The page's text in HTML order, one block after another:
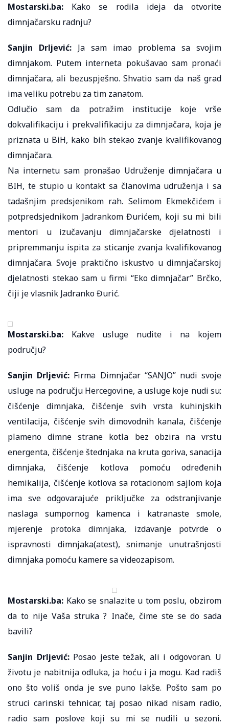
Mostarski.ba: Kako se rodila ideja da otvorite
dimnjačarsku radnju?
Sanjin Drljević: Ja sam imao problema sa svojim
dimnjakom. Putem interneta pokušavao sam pronaći
dimnjačara, ali bezuspješno. Shvatio sam da naš grad
ima veliku potrebu za tim zanatom.
Odlučio sam da potražim institucije koje vrše
dokvalifikaciju i prekvalifikaciju za dimnjačara, koja je
priznata u BiH, kako bih stekao zvanje kvalifikovanog
dimnjačara.
Na internetu sam pronašao Udruženje dimnjačara u
BIH, te stupio u kontakt sa članovima udruženja i sa
tadašnjim predsjenikom rah. Selimom Ekmekčićem i
potpredsjednikom Jadrankom Đurićem, koji su mi bili
mentori u izučavanju dimnjačarske djelatnosti i
pripremmanju ispita za sticanje zvanja kvalifikovanog
dimnjačara. Svoje praktično iskustvo u dimnjačarskoj
djelatnosti stekao sam u firmi “Eko dimnjačar” Brčko,
čiji je vlasnik Jadranko Đurić.
Mostarski.ba: Kakve usluge nudite i na kojem
području?
Sanjin Drljević: Firma Dimnjačar “SANJO” nudi svoje
usluge na području Hercegovine, a usluge koje nudi su:
čišćenje dimnjaka, čišćenje svih vrsta kuhinjskih
ventilacija, čišćenje svih dimovodnih kanala, čišćenje
plameno dimne strane kotla bez obzira na vrstu
energenta, čišćenje štednjaka na kruta goriva, sanacija
dimnjaka, čišćenje kotlova pomoću određenih
hemikalija, čišćenje kotlova sa rotacionom sajlom koja
ima sve odgovarajuće priključke za odstranjivanje
naslaga sumpornog kamenca i katranaste smole,
mjerenje protoka dimnjaka, izdavanje potvrde o
ispravnosti dimnjaka(atest), snimanje unutrašnjosti
dimnjaka pomoću kamere sa videozapisom.
Mostarski.ba: Kako se snalazite u tom poslu, obzirom
da to nije Vaša struka ? Inače, čime ste se do sada
bavili?
Sanjin Drljević:Posao jeste težak, ali i odgovoran. U
životu je nabitnija odluka, ja hoću i ja mogu. Kad radiš
ono što voliš onda je sve puno lakše. Pošto sam po
struci carinski tehnicar, taj posao nikad nisam radio,
radio sam poslove koji su mi se nudili u sezoni.